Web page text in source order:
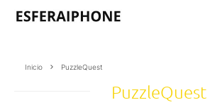
Inicio PuzzleQuest
PuzzleQuest